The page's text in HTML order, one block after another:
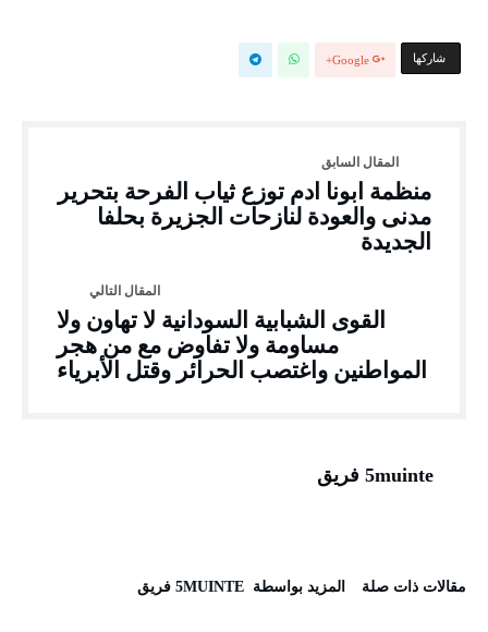
‫‫ شاركها‬ Google+
منظمة ابونا ادم توزع ثياب الفرحة بتحرير
مدنى والعودة لنازحات الجزيرة بحلفا
الجديدة
القوى الشبابية السودانية لا تهاون ولا
مساومة ولا تفاوض مع من هجر
المواطنين واغتصب الحرائر وقتل الأبرياء
5muinte فريق
‫مقالات ذات صلة‬ ‫‫المزيد بواسطة‬ ‬ 5MUINTE فريق